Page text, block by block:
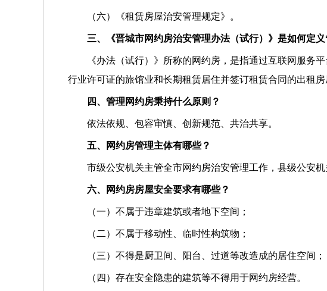
（六）《租赁房屋治安管理规定》。
三、《晋城市网约房治安管理办法（试行）》是如何定义
《办法（试行）》所称的网约房，是指通过互联网服务
行业许可证的旅馆业和长期租赁居住并签订租赁合同的出租
四、管理网约房秉持什么原则？
依法依规、包容审慎、创新规范、共治共享。
五、网约房管理主体有哪些？
市级公安机关主管全市网约房治安管理工作，县级公安
六、网约房房屋安全要求有哪些？
（一）不属于违章建筑或者地下空间；
（二）不属于移动性、临时性构筑物；
（三）不得是厨卫间、阳台、过道等改造成的居住空间；
（四）存在安全隐患的建筑等不得用于网约房经营。